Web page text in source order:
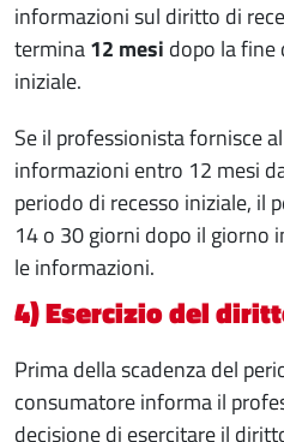
informazioni sul diritto di
termina12 mesi dopo la fine
iniziale.
Se il professionista fornisce
informazioni entro 12 mesi
periodo di recesso iniziale, il
14 o 30 giorni dopo il giorno
le informazioni.
4) Esercizio del
Prima della scadenza del
consumatore informa il
decisione di esercitare il